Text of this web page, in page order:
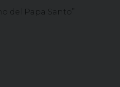
del Papa Santo”